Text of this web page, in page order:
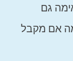
גם
אם מקבל